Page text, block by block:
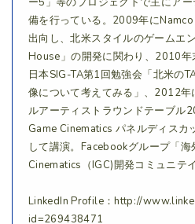
備を行っている。2009年に
出向し、北米スタイルのゲームエ
House」の開発に関わり、2010
日本SIG-TA第1回勉強会「北米の
像について考えてみる」、2012年
ルアーティストラウンドテーブル
Game Cinematics パネルディスカ
して講演。Facebookグループ「
Cinematics（IGC)開発コミュニテ
LinkedIn Profile：http://
id=269438471